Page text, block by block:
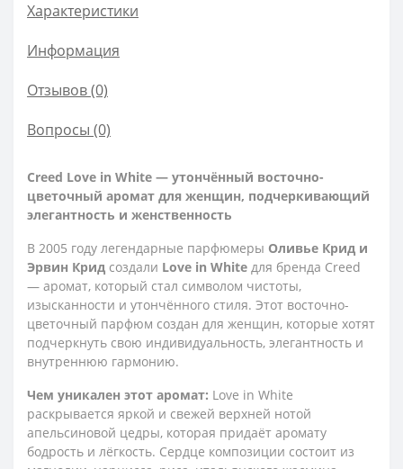
Характеристики
Информация
Отзывов (0)
Вопросы (0)
Creed Love in White — утончённый восточно-
цветочный аромат для женщин, подчеркивающий
элегантность и женственность
В 2005 году легендарные парфюмеры Оливье Крид и
Эрвин Крид создали Love in White для бренда Creed
— аромат, который стал символом чистоты,
изысканности и утончённого стиля. Этот восточно-
цветочный парфюм создан для женщин, которые хотят
подчеркнуть свою индивидуальность, элегантность и
внутреннюю гармонию.
Чем уникален этот аромат: Love in White
раскрывается яркой и свежей верхней нотой
апельсиновой цедры, которая придаёт аромату
бодрость и лёгкость. Сердце композиции состоит из